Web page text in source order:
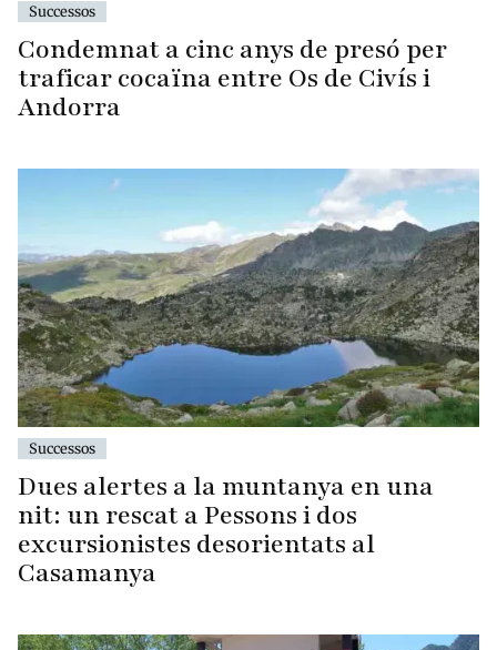
Successos
Condemnat a cinc anys de presó per
traficar cocaïna entre Os de Civís i
Andorra
Successos
Dues alertes a la muntanya en una
nit: un rescat a Pessons i dos
excursionistes desorientats al
Casamanya